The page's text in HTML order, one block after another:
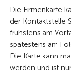
Die Firmenkarte
der Kontaktstelle
frühstens am
spätestens am
Die Karte kann
werden und ist